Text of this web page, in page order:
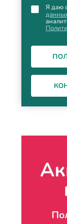
Я даю